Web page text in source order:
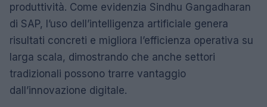
produttività. Come evidenzia Sindhu Gangadharan
di SAP, l’uso dell’intelligenza artificiale genera
risultati concreti e migliora l’efficienza operativa su
larga scala, dimostrando che anche settori
tradizionali possono trarre vantaggio
dall’innovazione digitale.